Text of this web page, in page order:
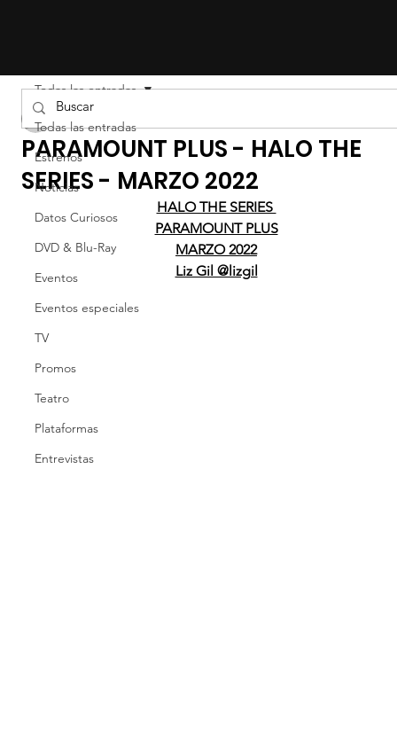
Todas las entradas
Estrenos
Noticias
Datos Curiosos
DVD & Blu-Ray
Eventos
Eventos especiales
TV
Promos
Teatro
Plataformas
Entrevistas
Todas las entradas
PARAMOUNT PLUS - HALO THE
SERIES - MARZO 2022
HALO THE SERIES
PARAMOUNT PLUS
MARZO 2022
Liz Gil @lizgil